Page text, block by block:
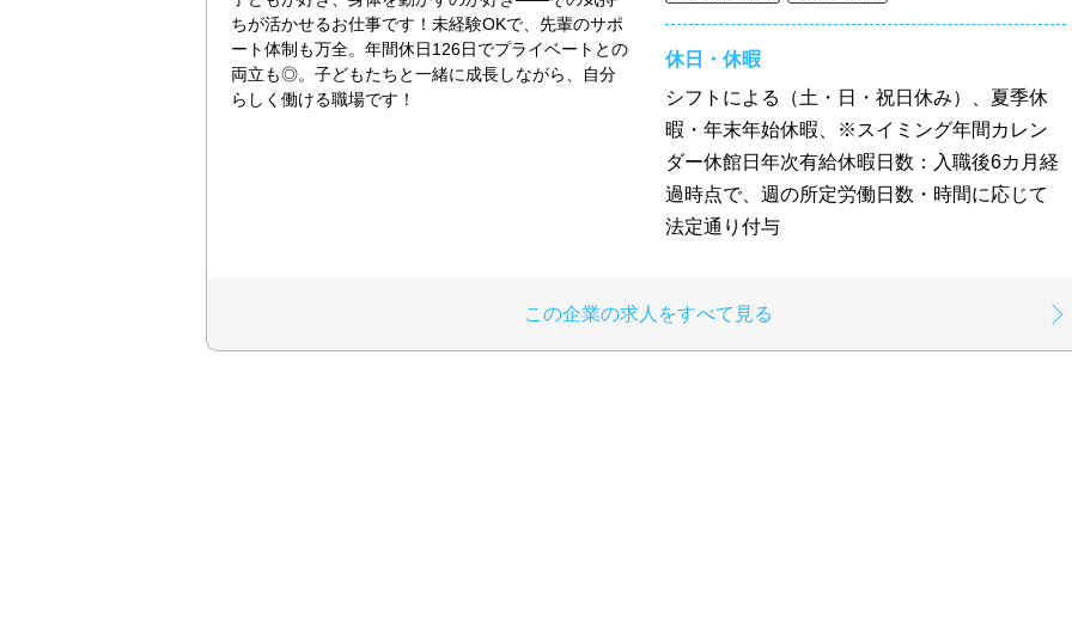
ちが活かせるお仕事です！未経験OKで、先輩のサポ
ート体制も万全。年間休日126日でプライベートとの
両立も◎。子どもたちと一緒に成長しながら、自分
らしく働ける職場です！
休日・休暇
シフトによる（土・日・祝日休み）、夏季休
暇・年末年始休暇、※スイミング年間カレン
ダー休館日年次有給休暇日数：入職後6カ月経
過時点で、週の所定労働日数・時間に応じて
法定通り付与
この企業の求人をすべて見る